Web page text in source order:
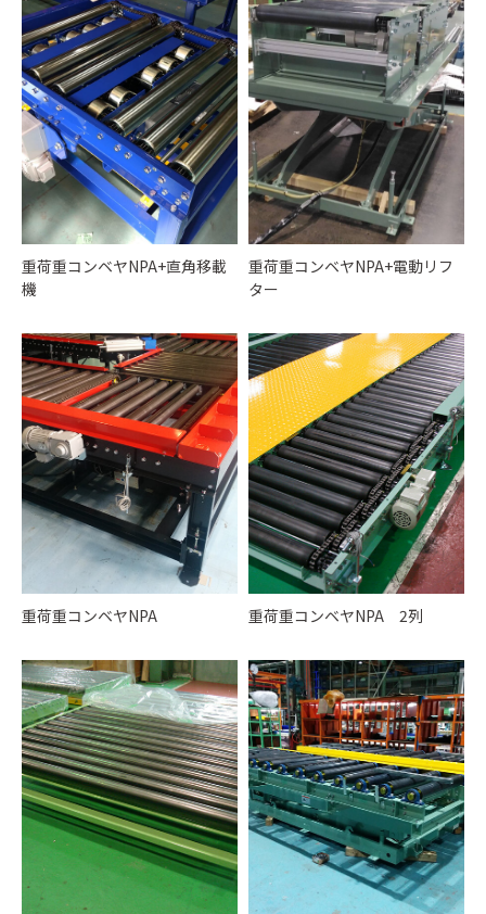
重荷重コンベヤNPA+直角移載
機
重荷重コンベヤNPA+電動リフ
ター
重荷重コンベヤNPA 重荷重コンベヤNPA 2列